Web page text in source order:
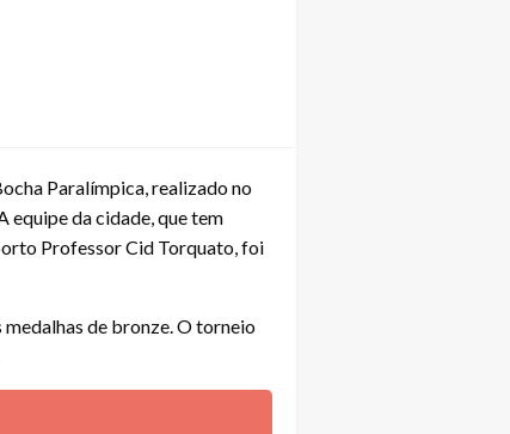
Paralímpica, realizado no
equipe da cidade, que tem
Professor Cid Torquato, foi
medalhas de bronze. O torneio